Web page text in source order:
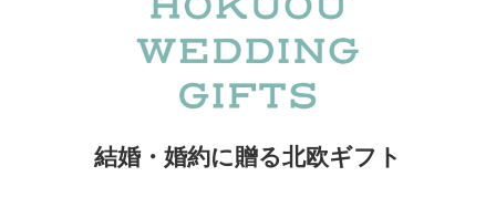
結婚・婚約に贈る北欧ギフト